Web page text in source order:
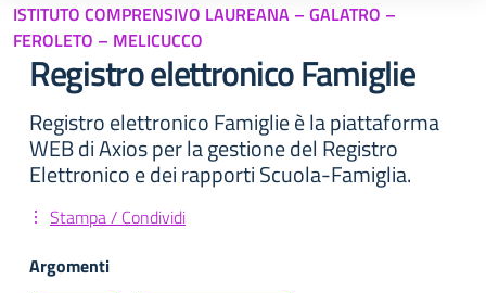
ISTITUTO COMPRENSIVO LAUREANA – GALATRO –
FEROLETO – MELICUCCO
Registro elettronico Famiglie
Registro elettronico Famiglie è la piattaforma
WEB di Axios per la gestione del Registro
Elettronico e dei rapporti Scuola-Famiglia.
Stampa / Condividi
Argomenti